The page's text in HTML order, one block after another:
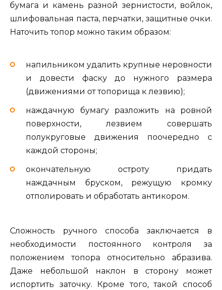
бумага и камень разной зернистости, войлок,
шлифовальная паста, перчатки, защитные очки.
Наточить топор можно таким образом:
напильником удалить крупные неровности
и довести фаску до нужного размера
(движениями от топорища к лезвию);
наждачную бумагу разложить на ровной
поверхности, лезвием совершать
полукруговые движения поочередно с
каждой стороны;
окончательную остроту придать
наждачным бруском, режущую кромку
отполировать и обработать антикором.
Сложность ручного способа заключается в
необходимости постоянного контроля за
положением топора относительно абразива.
Даже небольшой наклон в сторону может
испортить заточку. Кроме того, такой способ